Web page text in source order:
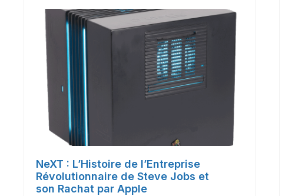
NeXT : L’Histoire de l’Entreprise
Révolutionnaire de Steve Jobs et
son Rachat par Apple